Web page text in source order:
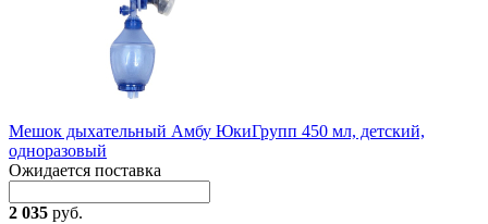
Мешок дыхательный Амбу ЮкиГрупп 450 мл, детский,
одноразовый
Ожидается поставка
2 035 руб.